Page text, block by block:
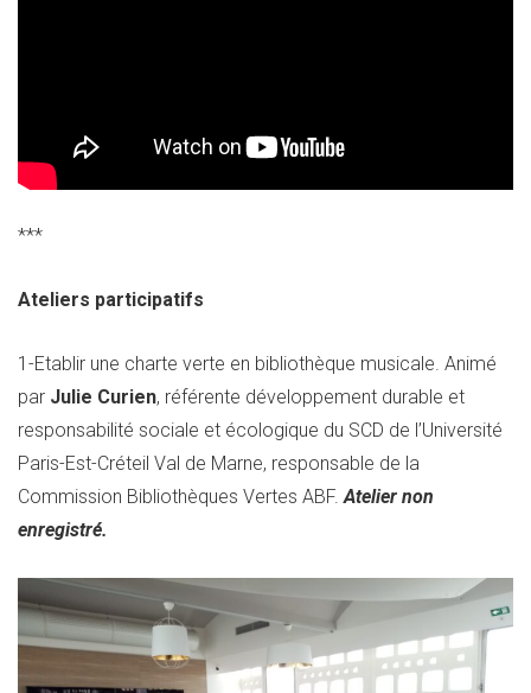
***
Ateliers participatifs
1-Etablir une charte verte en bibliothèque musicale. Animé
par Julie Curien, référente développement durable et
responsabilité sociale et écologique du SCD de l’Université
Paris-Est-Créteil Val de Marne, responsable de la
Commission Bibliothèques Vertes ABF. Atelier non
enregistré.